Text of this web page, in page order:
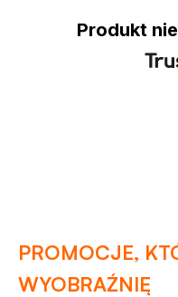
Produkt
PROMOCJE,
WYOBRAŹNIĘ